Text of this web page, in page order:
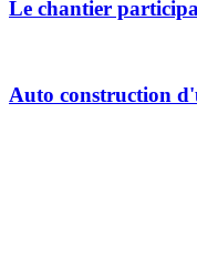
Le chantier
Auto construction